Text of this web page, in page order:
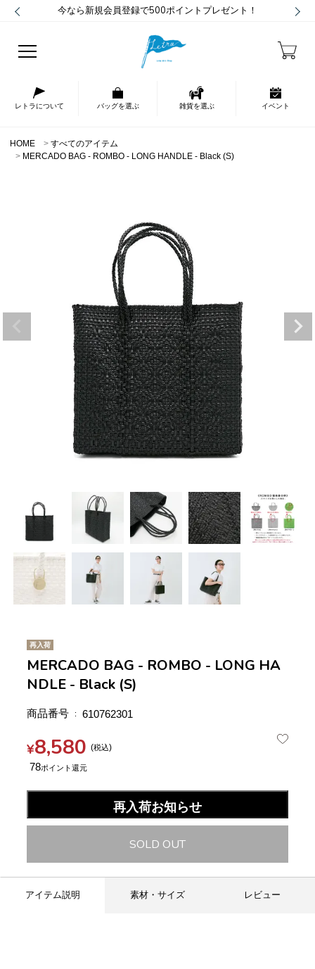
今なら新規会員登録で500ポイントプレゼント！
レトラについて バッグを選ぶ 雑貨を選ぶ イベント
HOME
すべてのアイテム
MERCADO BAG - ROMBO - LONG HANDLE - Black (S)
再入荷
MERCADO BAG - ROMBO - LONG HA
NDLE - Black (S)
商品番号 610762301
¥8,580 税込
78
再入荷お知らせ
SOLD OUT
アイテム説明 素材・サイズ レビュー